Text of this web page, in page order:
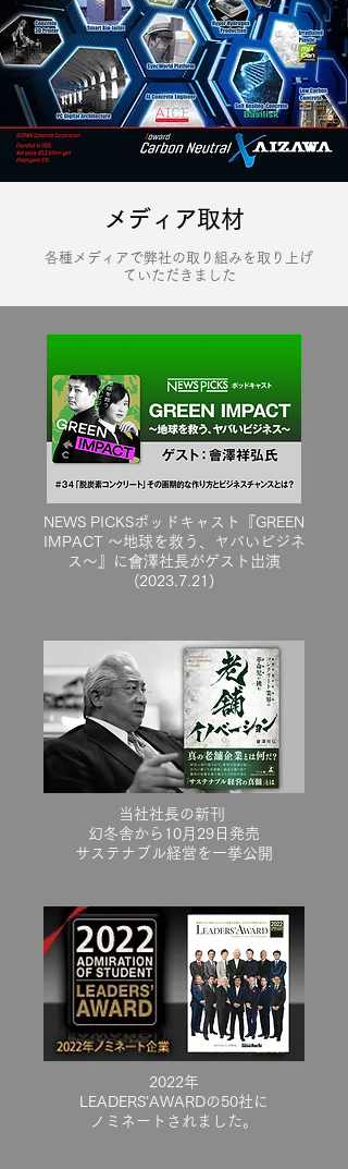
メディア取材
各種メディアで弊社の取り組みを取り上げ
ていただきました
NEWS PICKSポッドキャスト『GREEN
IMPACT 〜地球を救う、ヤバいビジネ
ス〜』に會澤社長がゲスト出演
(2023.7.21)
当社社長の新刊
幻冬舎から10月29日発売
サステナブル経営を一挙公開
2022年
LEADERS’AWARDの50社に
ノミネートされました。